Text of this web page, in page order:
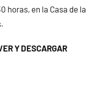
horas, en la Casa de la
Y DESCARGAR